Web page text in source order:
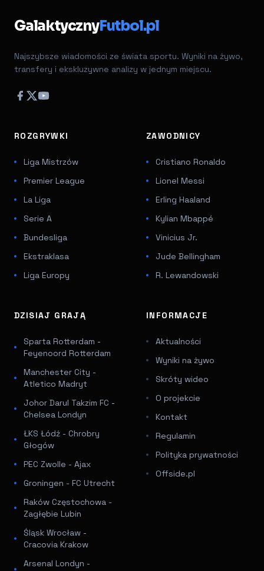
GalaktycznyFutbol.pl
Najszybsze wiadomości ze świata sportu. Wyniki na żywo,
transfery i ekskluzywne analizy w jednym miejscu.
ROZGRYWKI
Liga Mistrzów
Premier League
La Liga
Serie A
Bundesliga
Ekstraklasa
Liga Europy
ZAWODNICY
Cristiano Ronaldo
Lionel Messi
Erling Haaland
Kylian Mbappé
Vinicius Jr.
Jude Bellingham
R. Lewandowski
DZISIAJ GRAJĄ
Sparta Rotterdam -
Feyenoord Rotterdam
Manchester City -
Atletico Madryt
Johor Darul Takzim FC -
Chelsea Londyn
ŁKS Łódź - Chrobry
Głogów
PEC Zwolle - Ajax
Groningen - FC Utrecht
Raków Częstochowa -
Zagłębie Lubin
Śląsk Wrocław -
Cracovia Krakow
Arsenal Londyn -
INFORMACJE
Aktualności
Wyniki na żywo
Skróty wideo
O projekcie
Kontakt
Regulamin
Polityka prywatności
Offside.pl